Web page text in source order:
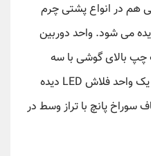
هم در انواع پشتی چرم
می شود. واحد دوربین
بالای گوشی با سه
دوربین تنظیم‌شده توسط لایکا و یک واحد فلاش LED دیده
پانچ با تراز وسط در